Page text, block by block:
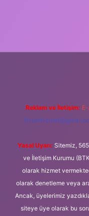
Reklam ve İletişim:
Yasal Uyarı: Sitemiz,
ve İletişim Kurumu
olarak hizmet
olarak denetleme veya
Ancak, üyelerimiz
siteye üye olarak bu